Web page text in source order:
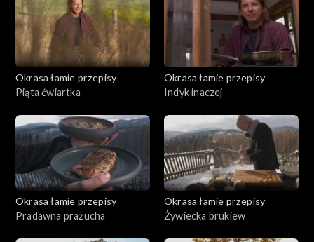
Okrasa łamie przepisy
Piąta ćwiartka
Okrasa łamie przepisy
Indyk inaczej
Okrasa łamie przepisy
Pradawna prażucha
Okrasa łamie przepisy
Żywiecka brukiew